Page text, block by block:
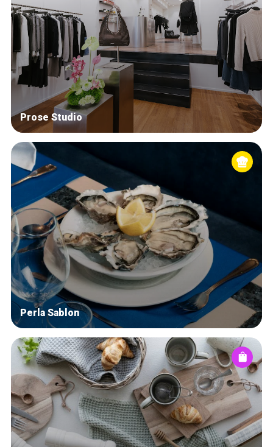
Home
De beste adressen
Blog
Winkelwijken
Tops 10
Prose Studio
Perla Sablon